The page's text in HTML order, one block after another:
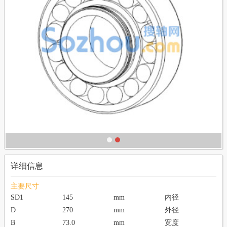
详细信息
主要尺寸
SD1
145 mm
内径
D
270 mm
外径
B
73.0 mm 宽度